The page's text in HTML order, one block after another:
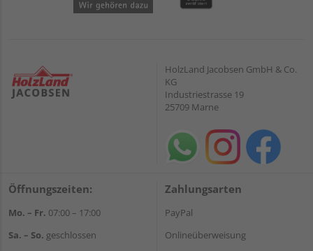
HolzLand Jacobsen GmbH & Co.
KG
Industriestrasse 19
25709 Marne
Öffnungszeiten:
Mo. – Fr. 07:00 – 17:00
Sa. – So. geschlossen
Zahlungsarten
PayPal
Onlineüberweisung